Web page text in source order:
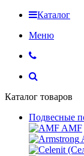
Каталог
Меню
Каталог товаров
Подвесные
AMF